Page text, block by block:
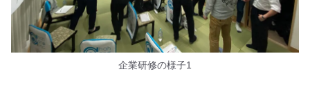
企業研修の様子1